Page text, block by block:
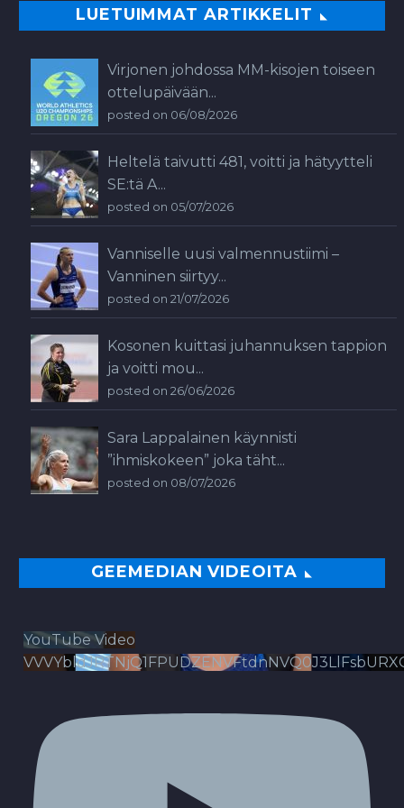
LUETUIMMAT ARTIKKELIT
Virjonen johdossa MM-kisojen toiseen
ottelupäivään...
posted on 06/08/2026
Heltelä taivutti 481, voitti ja hätyytteli
SE:tä A...
posted on 05/07/2026
Vanniselle uusi valmennustiimi –
Vanninen siirtyy...
posted on 21/07/2026
Kosonen kuittasi juhannuksen tappion
ja voitti mou...
posted on 26/06/2026
Sara Lappalainen käynnisti
”ihmiskokeen” joka täht...
posted on 08/07/2026
GEEMEDIAN VIDEOITA
YouTube Video